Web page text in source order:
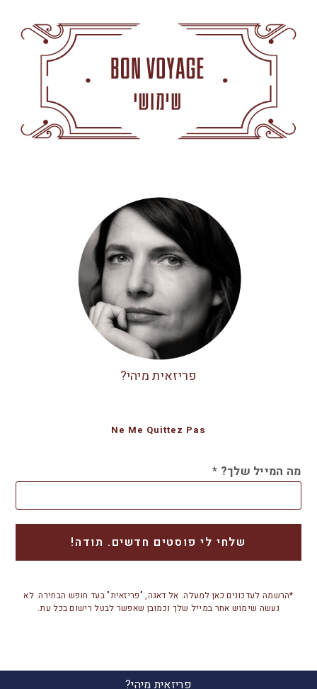
פריזאית מיהי?
Ne Me Quittez Pas
מה המייל שלך? *
*הרשמה לעדכונים כאן למעלה. אל דאגה, "פריזאית" בעד חופש הבחירה. לא
נעשה שימוש אחר במייל שלך וכמובן שאפשר לבטל רישום בכל עת.
פריזאית מיהי?